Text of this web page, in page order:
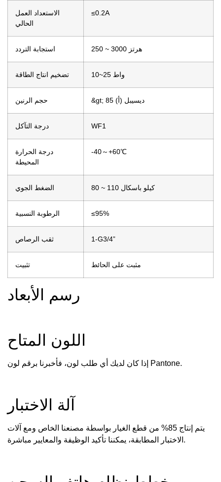
الاستعداد العمل
الحالي
≤0.2A
استجابة التردد 250 ~ 3000 هرتز
تضخيم انتاج الطاقة 10~25 واط
حجم الرنين &gt; 85 ديسيبل (أ)
درجة التآكل WF1
درجة الحرارة
المحيطة
-40～+60℃
الضغط الجوي 80 ~ 110 كيلو باسكال
الرطوبة النسبية ≤95%
ثقب الرصاص 1-G3/4”
تثبيت مثبت على الحائط
رسم الأبعاد
اللون المتاح
إذا كان لديك أي طلب لون، فأخبرنا برقم لون Pantone.
آلة الاختبار
يتم إنتاج 85% من قطع الغيار بواسطة مصنعنا الخاص ومع آلات
الاختبار المطابقة، يمكننا تأكيد الوظيفة والمعايير مباشرة.